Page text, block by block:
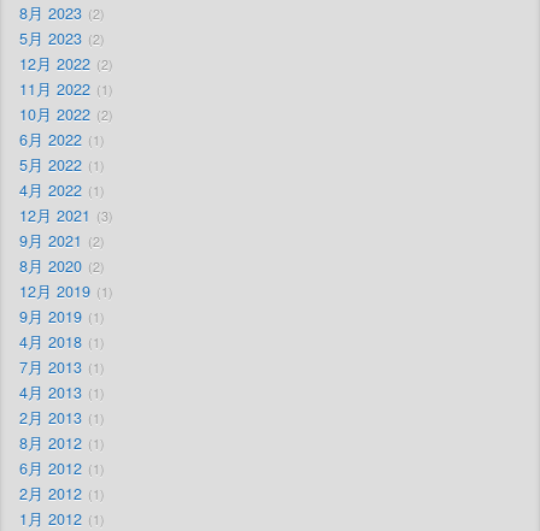
8月 2023 2
5月 2023 2
12月 2022 2
11月 2022 1
10月 2022 2
6月 2022 1
5月 2022 1
4月 2022 1
12月 2021 3
9月 2021 2
8月 2020 2
12月 2019 1
9月 2019 1
4月 2018 1
7月 2013 1
4月 2013 1
2月 2013 1
8月 2012 1
6月 2012 1
2月 2012 1
1月 2012 1